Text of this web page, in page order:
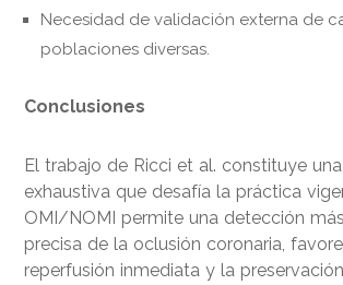
Necesidad de validación externa de
poblaciones diversas.
Conclusiones
El trabajo de Ricci et al. constituye
exhaustiva que desafía la práctica
OMI/NOMI permite una detección
precisa de la oclusión coronaria,
reperfusión inmediata y la